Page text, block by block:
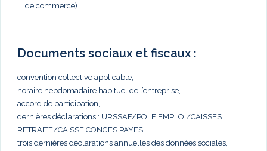
de commerce).
Documents sociaux et fiscaux :
convention collective applicable,
horaire hebdomadaire habituel de l’entreprise,
accord de participation,
dernières déclarations : URSSAF/POLE EMPLOI/CAISSES
RETRAITE/CAISSE CONGES PAYES,
trois dernières déclarations annuelles des données sociales,